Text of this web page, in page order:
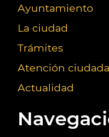
Ayuntamiento
La ciudad
Trámites
Atención
Actualidad